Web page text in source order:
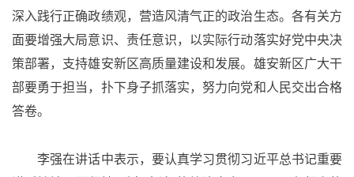
深入践行正确政绩观，营造风清气正的政治生态。各有关方
面要增强大局意识、责任意识，以实际行动落实好党中央决
策部署，支持雄安新区高质量建设和发展。雄安新区广大干
部要勇于担当，扑下身子抓落实，努力向党和人民交出合格
答卷。
李强在讲话中表示，要认真学习贯彻习近平总书记重要